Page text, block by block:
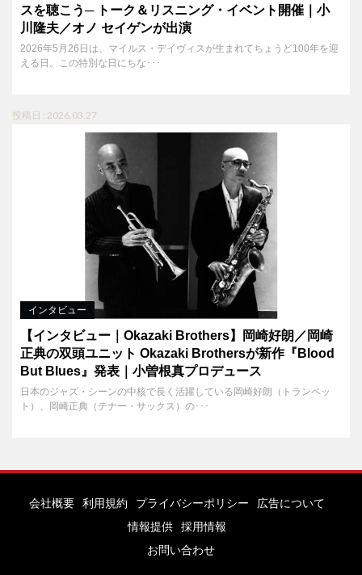
スを聴こう─ トーク＆リスニング・イベント開催｜小
川隆夫／オノ セイゲンが出演
2026年5月26日は、マイルス・デイヴィスが生まれてちょうど100年を迎
える日。この特別な日にちな･･･
投稿日 : 2026.03.27
インタビュー
【インタビュー｜Okazaki Brothers】岡崎好朗／岡崎
正典の双頭ユニット Okazaki Brothersが新作『Blood
But Blues』発表｜小曽根真プロデュース
日本のジャズ・シーンの中核で長く活躍している岡崎好朗（トランペッ
ト）、岡崎正典（テナー・サックス）の･･･
会社概要 利用規約 プライバシーポリシー
広告について
情報提供
採用情報
お問い合わせ